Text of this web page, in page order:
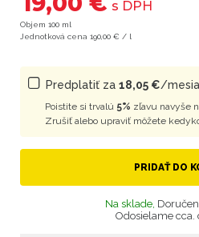
s DPH
Objem 100 ml
Jednotková cena 190,00 € / l
Predplatiť za 18,05 €/
Poistite si trvalú 5% zľavu navyše
Zrušiť alebo upraviť môžete
PRIDAŤ DO
Na sklade,
Odosielame cca.